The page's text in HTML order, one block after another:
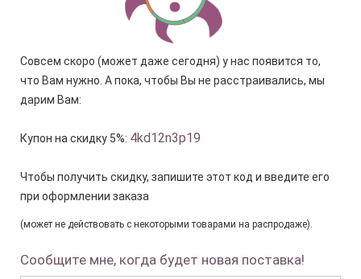
Совсем скоро (может даже сегодня) у нас появится то,
что Вам нужно. А пока, чтобы Вы не расстраивались, мы
дарим Вам:
Купон на скидку 5%: 4kd12n3p19
Чтобы получить скидку, запишите этот код и введите его
при оформлении заказа
(может не действовать с некоторыми товарами на распродаже).
Сообщите мне, когда будет новая поставка!